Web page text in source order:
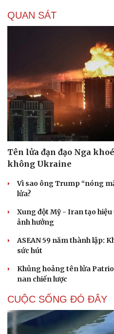
Cải chính
QUAN SÁT
Tên lửa đạn đạo Nga
không Ukraine
Vì sao ông Trump “nóng
lửa?
Xung đột Mỹ - Iran tạo
ảnh hưởng
ASEAN 59 năm thành lập:
sức hút
Khủng hoảng tên lửa
nan chiến lược
CUỘC SỐNG ĐÓ ĐÂY